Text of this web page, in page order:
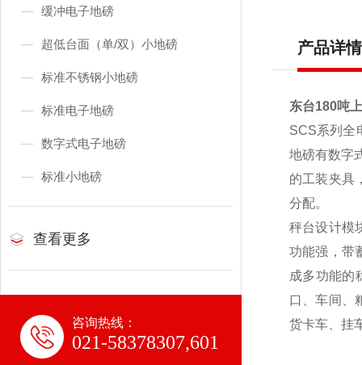
缓冲电子地磅
超低台面（单/双）小地磅
标准不锈钢小地磅
标准电子地磅
数字式电子地磅
标准小地磅
查看更多
咨询热线：
021-58378307,601
产品详情
东台180吨
SCS系列全
地磅有数字
的工装夹具
分配。
秤台设计模
功能强，带
成多功能的
口、车间、
货卡车、挂